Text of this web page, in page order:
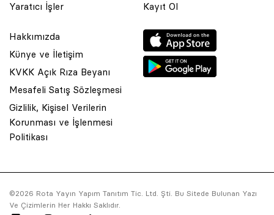
Yaratıcı İşler
Kayıt Ol
Hakkımızda
Künye ve İletişim
KVKK Açık Rıza Beyanı
Mesafeli Satış Sözleşmesi
Gizlilik, Kişisel Verilerin
Korunması ve İşlenmesi
Politikası
©2026 Rota Yayın Yapım Tanıtım Tic. Ltd. Şti. Bu Sitede Bulunan Yazı
Ve Çizimlerin Her Hakkı Saklıdır.
© 2001 Rota Yayın Yapım Tanıtım Tic. Ltd. Şti. Bu Sitede Bulunan
Asquared WordPress Agencytarafından tasarlanmış ve